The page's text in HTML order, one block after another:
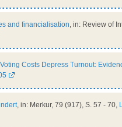
and financialisation, in: Review of
Costs Depress Turnout:
, in: Merkur, 79 (917), S. 57 - 70,